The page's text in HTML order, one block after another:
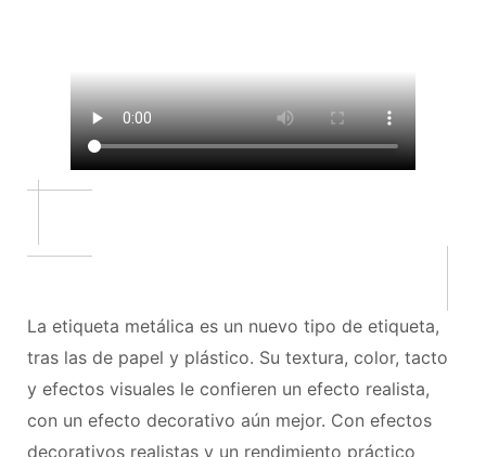
La etiqueta metálica es un nuevo tipo de etiqueta,
tras las de papel y plástico. Su textura, color, tacto
y efectos visuales le confieren un efecto realista,
con un efecto decorativo aún mejor. Con efectos
decorativos realistas y un rendimiento práctico